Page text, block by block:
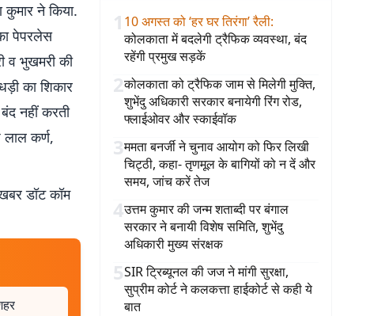
ने किया.
पेपरलेस
व भुखमरी की
का शिकार
नहीं करती
कर्ण,
डॉट कॉम
1 10 अगस्त को ‘हर घर तिरंगा’ रैली:
कोलकाता में बदलेगी ट्रैफिक व्यवस्था, बंद
रहेंगी प्रमुख सड़कें
2कोलकाता को ट्रैफिक जाम से मिलेगी मुक्ति,
शुभेंदु अधिकारी सरकार बनायेगी रिंग रोड,
फ्लाईओवर और स्काईवॉक
3ममता बनर्जी ने चुनाव आयोग को फिर लिखी
चिट्ठी, कहा- तृणमूल के बागियों को न दें और
समय, जांच करें तेज
4उत्तम कुमार की जन्म शताब्दी पर बंगाल
सरकार ने बनायी विशेष समिति, शुभेंदु
अधिकारी मुख्य संरक्षक
5SIR ट्रिब्यूनल की जज ने मांगी सुरक्षा,
सुप्रीम कोर्ट ने कलकत्ता हाईकोर्ट से कही ये
बात